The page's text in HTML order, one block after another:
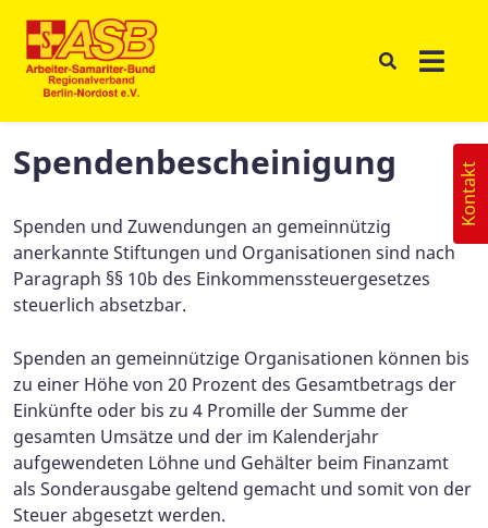
Spendenbescheinigung
Spenden und Zuwendungen an gemeinnützig
anerkannte Stiftungen und Organisationen sind nach
Paragraph §§ 10b des Einkommenssteuergesetzes
steuerlich absetzbar.
Spenden an gemeinnützige Organisationen können bis
zu einer Höhe von 20 Prozent des Gesamtbetrags der
Einkünfte oder bis zu 4 Promille der Summe der
gesamten Umsätze und der im Kalenderjahr
aufgewendeten Löhne und Gehälter beim Finanzamt
als Sonderausgabe geltend gemacht und somit von der
Steuer abgesetzt werden.
Kontakt